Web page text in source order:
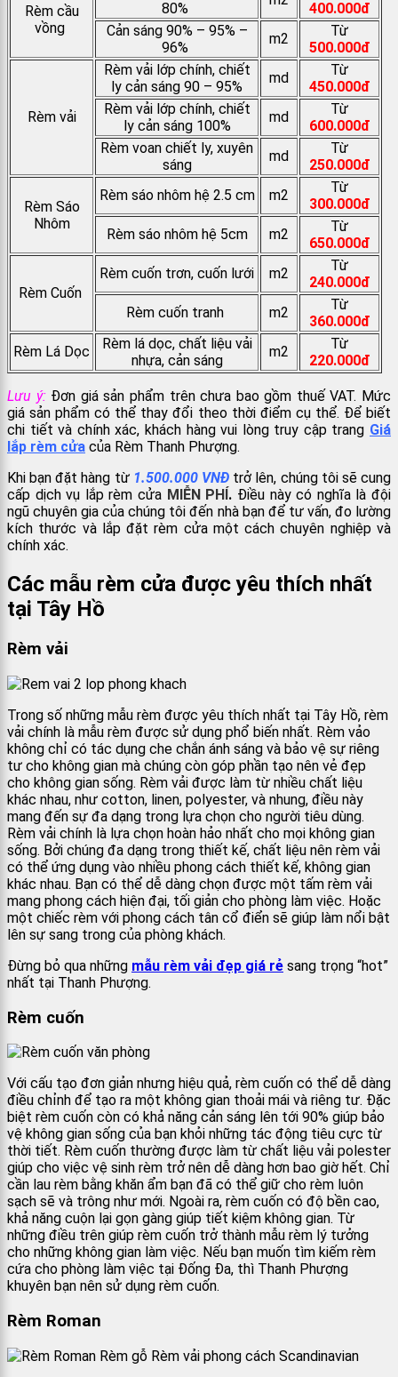
Rèm cầu
vồng
80%
400.000đ
Cản sáng 90% – 95% –
96%
m2
Từ
500.000đ
Rèm vải
Rèm vải lớp chính, chiết
ly cản sáng 90 – 95%
md
Từ
450.000đ
Rèm vải lớp chính, chiết
ly cản sáng 100%
md
Từ
600.000đ
Rèm voan chiết ly, xuyên
sáng
md
Từ
250.000đ
Rèm Sáo
Nhôm
Rèm sáo nhôm hệ 2.5 cm m2
Từ
300.000đ
Rèm sáo nhôm hệ 5cm
m2
Từ
650.000đ
Rèm Cuốn
Rèm cuốn trơn, cuốn lưới m2
Từ
240.000đ
Rèm cuốn tranh
m2
Từ
360.000đ
Rèm Lá Dọc
Rèm lá dọc, chất liệu vải
nhựa, cản sáng
m2
Từ
220.000đ
Lưu ý:Đơn giá sản phẩm trên chưa bao gồm thuế VAT. Mức
giá sản phẩm có thể thay đổi theo thời điểm cụ thể. Để biết
chi tiết và chính xác, khách hàng vui lòng truy cập trang Giá
lắp rèm cửa của Rèm Thanh Phượng.
Khi bạn đặt hàng từ 1.500.000 VNĐ trở lên, chúng tôi sẽ cung
cấp dịch vụ lắp rèm cửa MIỄN PHÍ . Điều này có nghĩa là đội
ngũ chuyên gia của chúng tôi đến nhà bạn để tư vấn, đo lường
kích thước và lắp đặt rèm cửa một cách chuyên nghiệp và
chính xác.
Các mẫu rèm cửa được yêu thích nhất
tại Tây Hồ
Rèm vải
Trong số những mẫu rèm được yêu thích nhất tại Tây Hồ, rèm
vải chính là mẫu rèm được sử dụng phổ biến nhất. Rèm vảo
không chỉ có tác dụng che chắn ánh sáng và bảo vệ sự riêng
tư cho không gian mà chúng còn góp phần tạo nên vẻ đẹp
cho không gian sống. Rèm vải được làm từ nhiều chất liệu
khác nhau, như cotton, linen, polyester, và nhung, điều này
mang đến sự đa dạng trong lựa chọn cho người tiêu dùng.
Rèm vải chính là lựa chọn hoàn hảo nhất cho mọi không gian
sống. Bởi chúng đa dạng trong thiết kế, chất liệu nên rèm vải
có thể ứng dụng vào nhiều phong cách thiết kế, không gian
khác nhau. Bạn có thể dễ dàng chọn được một tấm rèm vải
mang phong cách hiện đại, tối giản cho phòng làm việc. Hoặc
một chiếc rèm với phong cách tân cổ điển sẽ giúp làm nổi bật
lên sự sang trong của phòng khách.
Đừng bỏ qua những mẫu rèm vải đẹp giá rẻ sang trọng “hot”
nhất tại Thanh Phượng.
Rèm cuốn
Với cấu tạo đơn giản nhưng hiệu quả, rèm cuốn có thể dễ dàng
điều chỉnh để tạo ra một không gian thoải mái và riêng tư. Đặc
biệt rèm cuốn còn có khả năng cản sáng lên tới 90% giúp bảo
vệ không gian sống của bạn khỏi những tác động tiêu cực từ
thời tiết. Rèm cuốn thường được làm từ chất liệu vải polester
giúp cho việc vệ sinh rèm trở nên dễ dàng hơn bao giờ hết. Chỉ
cần lau rèm bằng khăn ẩm bạn đã có thể giữ cho rèm luôn
sạch sẽ và trông như mới. Ngoài ra, rèm cuốn có độ bền cao,
khả năng cuộn lại gọn gàng giúp tiết kiệm không gian. Từ
những điều trên giúp rèm cuốn trở thành mẫu rèm lý tưởng
cho những không gian làm việc. Nếu bạn muốn tìm kiếm rèm
cứa cho phòng làm việc tại Đống Đa, thì Thanh Phượng
khuyên bạn nên sử dụng rèm cuốn.
Rèm Roman